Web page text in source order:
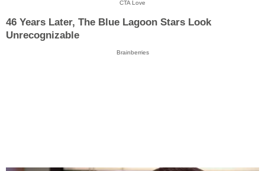
CTA Love
46 Years Later, The Blue Lagoon Stars Look
Unrecognizable
Brainberries